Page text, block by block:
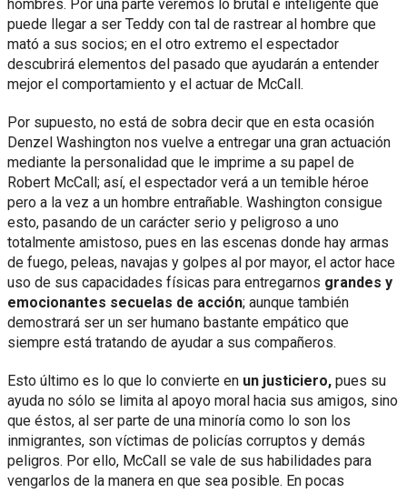
hombres. Por una parte veremos lo brutal e inteligente que
puede llegar a ser Teddy con tal de rastrear al hombre que
mató a sus socios; en el otro extremo el espectador
descubrirá elementos del pasado que ayudarán a entender
mejor el comportamiento y el actuar de McCall.
Por supuesto, no está de sobra decir que en esta ocasión
Denzel Washington nos vuelve a entregar una gran actuación
mediante la personalidad que le imprime a su papel de
Robert McCall; así, el espectador verá a un temible héroe
pero a la vez a un hombre entrañable. Washington consigue
esto, pasando de un carácter serio y peligroso a uno
totalmente amistoso, pues en las escenas donde hay armas
de fuego, peleas, navajas y golpes al por mayor, el actor hace
uso de sus capacidades físicas para entregarnos grandes y
emocionantes secuelas de acción; aunque también
demostrará ser un ser humano bastante empático que
siempre está tratando de ayudar a sus compañeros.
Esto último es lo que lo convierte en un justiciero, pues su
ayuda no sólo se limita al apoyo moral hacia sus amigos, sino
que éstos, al ser parte de una minoría como lo son los
inmigrantes, son víctimas de policías corruptos y demás
peligros. Por ello, McCall se vale de sus habilidades para
vengarlos de la manera en que sea posible. En pocas